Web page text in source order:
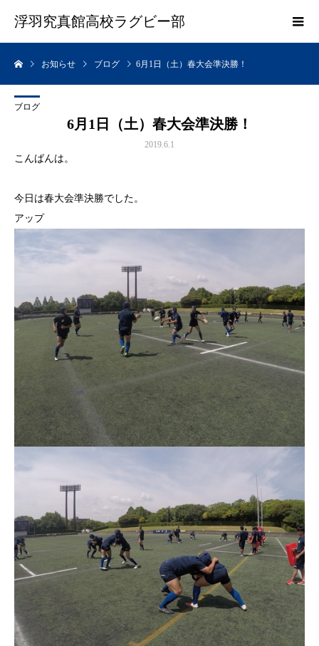
浮羽究真館高校ラグビー部
お知らせ ブログ 6月1日（土）春大会準決勝！
ブログ
6月1日（土）春大会準決勝！
2019.6.1
こんばんは。
今日は春大会準決勝でした。
アップ